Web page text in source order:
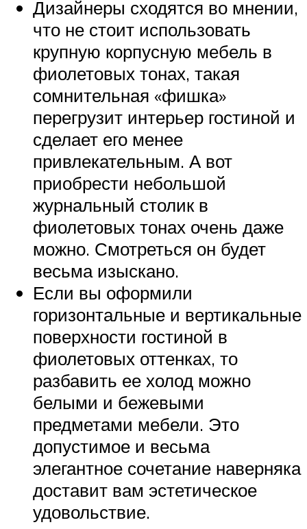
Дизайнеры сходятся во мнении,
что не стоит использовать
крупную корпусную мебель в
фиолетовых тонах, такая
сомнительная «фишка»
перегрузит интерьер гостиной и
сделает его менее
привлекательным. А вот
приобрести небольшой
журнальный столик в
фиолетовых тонах очень даже
можно. Смотреться он будет
весьма изыскано.
Если вы оформили
горизонтальные и вертикальные
поверхности гостиной в
фиолетовых оттенках, то
разбавить ее холод можно
белыми и бежевыми
предметами мебели. Это
допустимое и весьма
элегантное сочетание наверняка
доставит вам эстетическое
удовольствие.